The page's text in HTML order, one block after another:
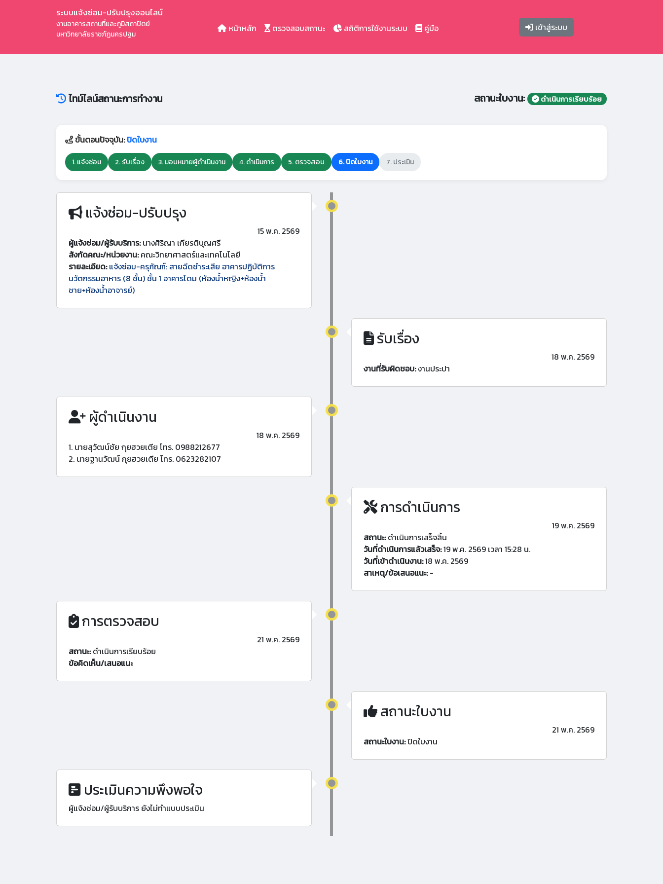
ระบบแจ้งซ่อม-ปรับปรุงออนไลน์
งานอาคารสถานที่และภูมิสถาปัตย์
มหาวิทยาลัยราชภัฏนครปฐม
หน้าหลัก ตรวจสอบสถานะ สถิติการใช้งานระบบ คู่มือ เข้าสู่ระบบ
ไทม์ไลน์สถานะการทำงาน สถานะใบงาน: ดำเนินการเรียบร้อย
ขั้นตอนปัจจุบัน:ปิดใบงาน
1. แจ้งซ่อม 2. รับเรื่อง 3. มอบหมายผู้ดำเนินงาน 4. ดำเนินการ 5. ตรวจสอบ 6. ปิดใบงาน 7. ประเมิน
แจ้งซ่อม-ปรับปรุง
15 พ.ค. 2569
ผู้แจ้งซ่อม/ผู้รับบริการ:นางศิริญา เกียรติบุญศรี
สังกัดคณะ/หน่วยงาน:คณะวิทยาศาสตร์และเทคโนโลยี
รายละเอียด: แจ้งซ่อม-ครุภัณฑ์: สายฉีดชำระเสีย อาคารปฏิบัติการ
นวัตกรรมอาหาร (8 ชั้น) ชั้น 1 อาคารโดม (ห้องน้ำหญิง+ห้องน้ำ
ชาย+ห้องน้ำอาจารย์)
รับเรื่อง
18 พ.ค. 2569
งานที่รับผิดชอบ:งานประปา
ผู้ดำเนินงาน
18 พ.ค. 2569
1. นายสุวัฒน์ชัย กุยฮวยเตีย โทร. 0988212677
2. นายฐานวัฒน์ กุยฮวยเตีย โทร. 0623282107
การดำเนินการ
19 พ.ค. 2569
สถานะ:ดำเนินการเสร็จสิ้น
วันที่ดำเนินการแล้วเสร็จ:19 พ.ค. 2569 เวลา 15:28 น.
วันที่เข้าดำเนินงาน:18 พ.ค. 2569
สาเหตุ/ข้อเสนอแนะ:-
การตรวจสอบ
21 พ.ค. 2569
สถานะ:ดำเนินการเรียบร้อย
ข้อคิดเห็น/เสนอแนะ
สถานะใบงาน
21 พ.ค. 2569
สถานะใบงาน:ปิดใบงาน
ประเมินความพึงพอใจ
ผู้แจ้งซ่อม/ผู้รับบริการ ยังไม่ทำแบบประเมิน